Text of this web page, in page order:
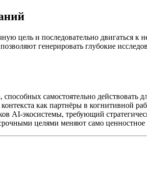
цель и последовательно двигаться
генерировать глубокие
самостоятельно действовать
как партнёры в когнитивной
AI-экосистемы, требующий
целями меняют само